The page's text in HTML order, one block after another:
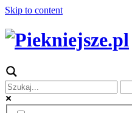
Skip to content